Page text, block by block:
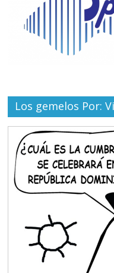
Los gemelos Por: